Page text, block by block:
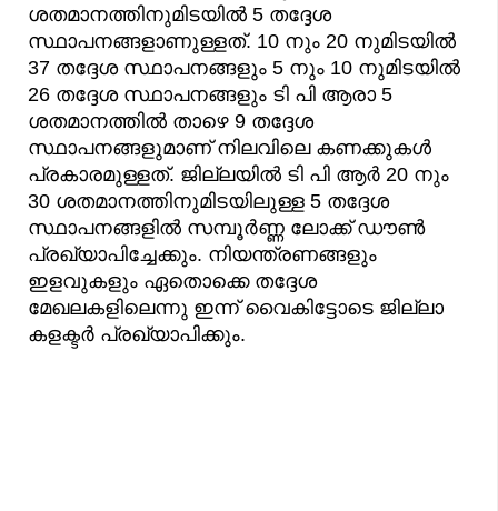
ശതമാനത്തിനുമിടയിൽ 5 തദ്ദേശ
സ്ഥാപനങ്ങളാണുള്ളത്. 10 നും 20 നുമിടയിൽ
37 തദ്ദേശ സ്ഥാപനങ്ങളും 5 നും 10 നുമിടയിൽ
26 തദ്ദേശ സ്ഥാപനങ്ങളും ടി പി ആരാ 5
ശതമാനത്തിൽ താഴെ 9 തദ്ദേശ
സ്ഥാപനങ്ങളുമാണ് നിലവിലെ കണക്കുകൾ
പ്രകാരമുള്ളത്. ജില്ലയിൽ ടി പി ആർ 20 നും
30 ശതമാനത്തിനുമിടയിലുള്ള 5 തദ്ദേശ
സ്ഥാപനങ്ങളിൽ സമ്പൂർണ്ണ ലോക്ക് ഡൗൺ
പ്രഖ്യാപിച്ചേക്കും. നിയന്ത്രണങ്ങളും
ഇളവുകളും ഏതൊക്കെ തദ്ദേശ
മേഖലകളിലെന്നു ഇന്ന് വൈകിട്ടോടെ ജില്ലാ
കളക്ടർ പ്രഖ്യാപിക്കും.